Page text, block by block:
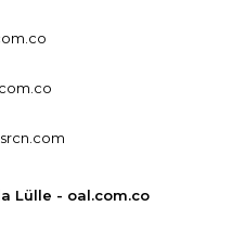
Lülle - oal.com.co